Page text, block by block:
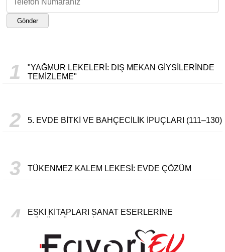
Gönder
1
"YAĞMUR LEKELERI: DIŞ MEKAN GIYSILERINDE
TEMIZLEME"
2 5. EVDE BITKI VE BAHÇECILIK İPUÇLARI (111–130)
3 TÜKENMEZ KALEM LEKESI: EVDE ÇÖZÜM
4
ESKI KITAPLARI SANAT ESERLERINE